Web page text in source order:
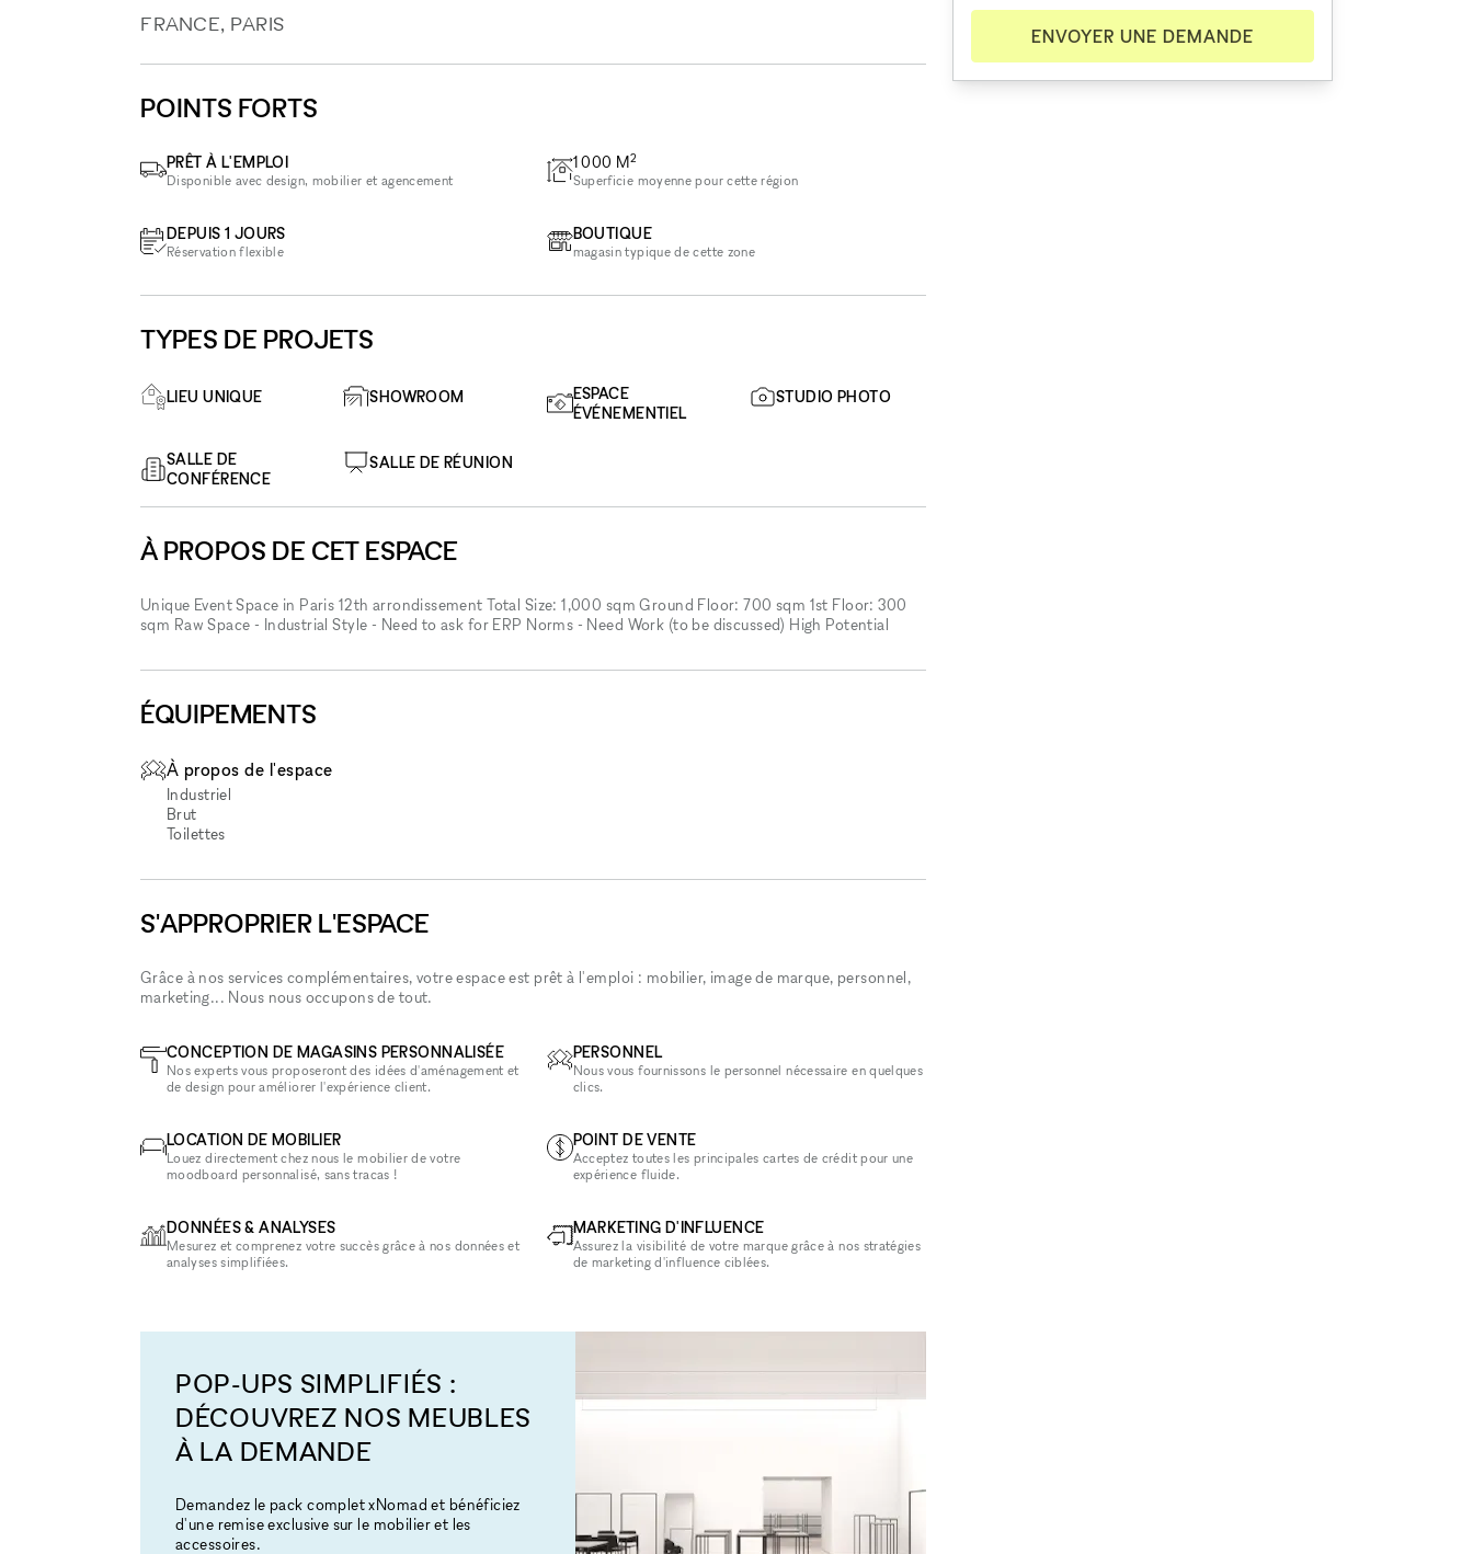
FRANCE, PARIS
POINTS FORTS
PRÊT À L'EMPLOI
Disponible avec design, mobilier et agencement
DEPUIS 1 JOURS
Réservation flexible
1 000 M2
Superficie moyenne pour cette région
BOUTIQUE
magasin typique de cette zone
TYPES DE PROJETS
LIEU UNIQUE SHOWROOM
ESPACE
ÉVÉNEMENTIEL
STUDIO PHOTO
SALLE DE
CONFÉRENCE
SALLE DE RÉUNION
À PROPOS DE CET ESPACE
Unique Event Space in Paris 12th arrondissement Total Size: 1,000 sqm Ground Floor: 700 sqm 1st Floor: 300
sqm Raw Space - Industrial Style - Need to ask for ERP Norms - Need Work (to be discussed) High Potential
ÉQUIPEMENTS
À propos de l'espace
Industriel
Brut
Toilettes
S'APPROPRIER L'ESPACE
Grâce à nos services complémentaires, votre espace est prêt à l'emploi : mobilier, image de marque, personnel,
marketing... Nous nous occupons de tout.
CONCEPTION DE MAGASINS PERSONNALISÉE
Nos experts vous proposeront des idées d'aménagement et
de design pour améliorer l'expérience client.
LOCATION DE MOBILIER
Louez directement chez nous le mobilier de votre
moodboard personnalisé, sans tracas !
DONNÉES & ANALYSES
Mesurez et comprenez votre succès grâce à nos données et
analyses simplifiées.
PERSONNEL
Nous vous fournissons le personnel nécessaire en quelques
clics.
POINT DE VENTE
Acceptez toutes les principales cartes de crédit pour une
expérience fluide.
MARKETING D'INFLUENCE
Assurez la visibilité de votre marque grâce à nos stratégies
de marketing d'influence ciblées.
POP-UPS SIMPLIFIÉS :
DÉCOUVREZ NOS MEUBLES
À LA DEMANDE
Demandez le pack complet xNomad et bénéficiez
d'une remise exclusive sur le mobilier et les
accessoires.
ENVOYER UNE DEMANDE